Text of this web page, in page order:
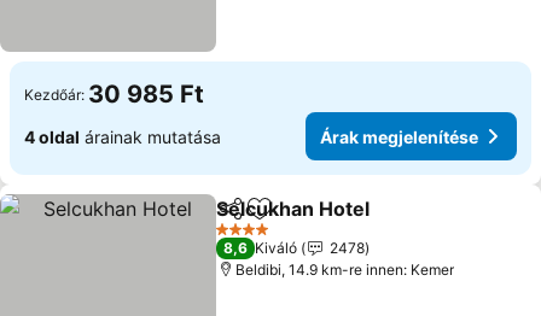
Kezdőár: 30 985 Ft
4 oldal árainak mutatása Árak megjelenítése
Megosztás
Hozzáadás a kedvencekhez
Selcukhan Hotel
4 Kategória
8,6 Kiváló
2478
Beldibi, 14.9 km-re innen: Kemer